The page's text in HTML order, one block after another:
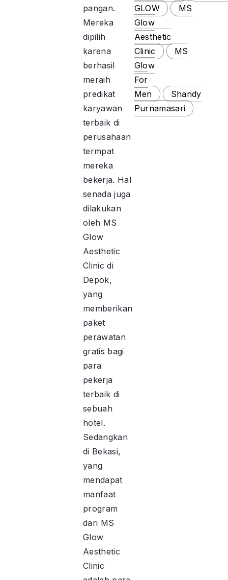
pangan.
Mereka
dipilih
karena
berhasil
meraih
predikat
karyawan
terbaik di
perusahaan
termpat
mereka
bekerja. Hal
senada juga
dilakukan
oleh MS
Glow
Aesthetic
Clinic di
Depok,
yang
memberikan
paket
perawatan
gratis bagi
para
pekerja
terbaik di
sebuah
hotel.
Sedangkan
di Bekasi,
yang
mendapat
manfaat
program
dari MS
Glow
Aesthetic
Clinic
GLOW
MS
Glow
Aesthetic
Clinic
MS
Glow
For
Men
Shandy
Purnamasari